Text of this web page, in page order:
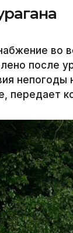
во
после
непогоды
передает